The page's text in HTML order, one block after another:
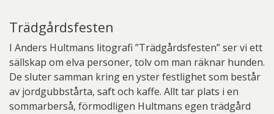
Trädgårdsfesten
I Anders Hultmans litografi ”Trädgårdsfesten” ser vi ett
sällskap om elva personer, tolv om man räknar hunden.
De sluter samman kring en yster festlighet som består
av jordgubbstårta, saft och kaffe. Allt tar plats i en
sommarberså, förmodligen Hultmans egen trädgård